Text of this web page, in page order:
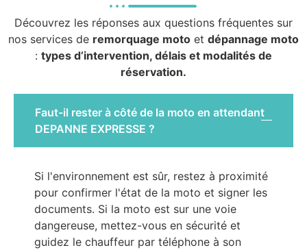
Découvrez les réponses aux questions fréquentes sur
nos services de remorquage moto et dépannage moto
: types d’intervention, délais et modalités de
réservation.
Faut-il rester à côté de la moto en attendant
DEPANNE EXPRESSE ?
Si l'environnement est sûr, restez à proximité
pour confirmer l'état de la moto et signer les
documents. Si la moto est sur une voie
dangereuse, mettez-vous en sécurité et
guidez le chauffeur par téléphone à son